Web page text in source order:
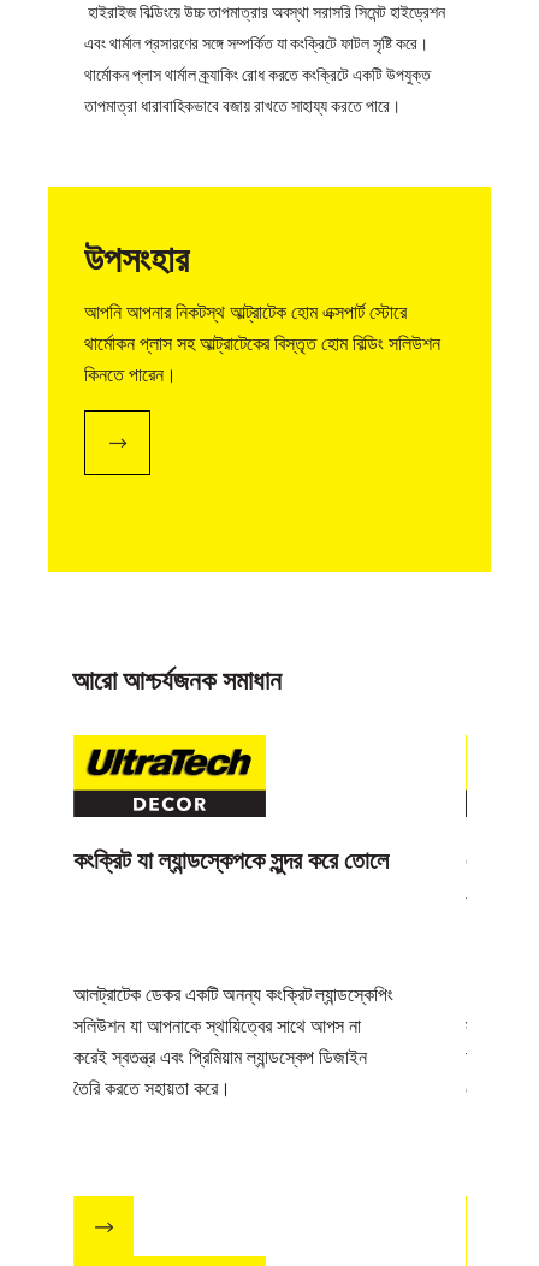
হাইরাইজ বিল্ডিংয়ে উচ্চ তাপমাত্রার অবস্থা সরাসরি সিমেন্ট হাইড্রেশন
এবং থার্মাল প্রসারণের সঙ্গে সম্পর্কিত যা কংক্রিটে ফাটল সৃষ্টি করে।
থার্মোকন প্লাস থার্মাল ক্র্যাকিং রোধ করতে কংক্রিটে একটি উপযুক্ত
তাপমাত্রা ধারাবাহিকভাবে বজায় রাখতে সাহায্য করতে পারে।
উপসংহার
আপনি আপনার নিকটস্থ আল্ট্রাটেক হোম এক্সপার্ট স্টোরে
থার্মোকন প্লাস সহ আল্ট্রাটেকের বিস্তৃত হোম বিল্ডিং সলিউশন
কিনতে পারেন।
আরো আশ্চর্যজনক সমাধান
কংক্রিট যা ল্যান্ডস্কেপকে সুন্দর করে তোলে
আলট্রাটেক ডেকর একটি অনন্য কংক্রিট ল্যান্ডস্কেপিং
সলিউশন যা আপনাকে স্থায়িত্বের সাথে আপস না
করেই স্বতন্ত্র এবং প্রিমিয়াম ল্যান্ডস্কেপ ডিজাইন
তৈরি করতে সহায়তা করে।
একটি
পারপাজ
চুইঁয়ে
মোকাবিলা